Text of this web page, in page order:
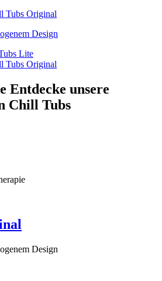
Tubs Original
Design
Lite
Tubs Original
Entdecke unsere
Chill Tubs
Design